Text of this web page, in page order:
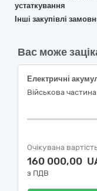
устаткування
Інші закупівлі
Вас може
Електричні
Військова
Очікувана
160 000,00
з ПДВ